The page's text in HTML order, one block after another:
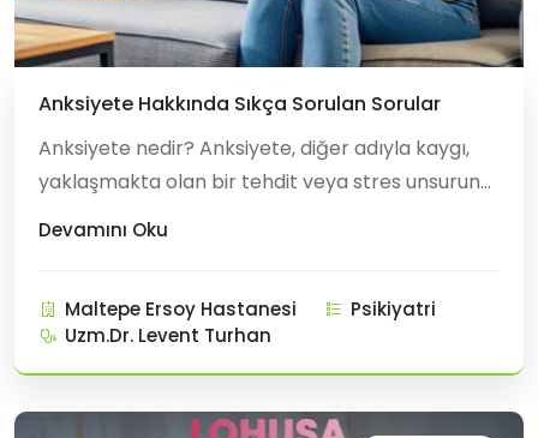
Anksiyete Hakkında Sıkça Sorulan Sorular
Anksiyete nedir? Anksiyete, diğer adıyla kaygı,
yaklaşmakta olan bir tehdit veya stres unsuruna
karşı korku ve huzursuzluk gibi duyguların ani ve
duygudur. Herkes zaman zaman stresli veya
endişeli hissedebilir. Ancak anksiyete bozukluğu
olan kişilerde bu
Devamını Oku
Maltepe Ersoy Hastanesi
Psikiyatri
Uzm.Dr. Levent Turhan